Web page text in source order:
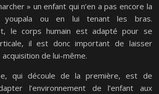
» un enfant qui n’en a pas encore la
youpala ou en lui tenant les bras.
le corps humain est adapté pour se
il est donc important de laisser
de lui-même.
qui découle de la première, est de
l’environnement de l’enfant aux